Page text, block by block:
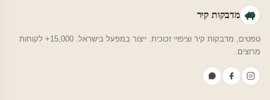
מדבקות קיר
טפטים, מדבקות קיר וציפויי זכוכית. ייצור במפעל בישראל. 15,000+ לקוחות
מרוצים.